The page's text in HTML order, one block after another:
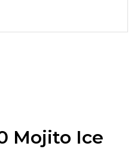
Mojito Ice